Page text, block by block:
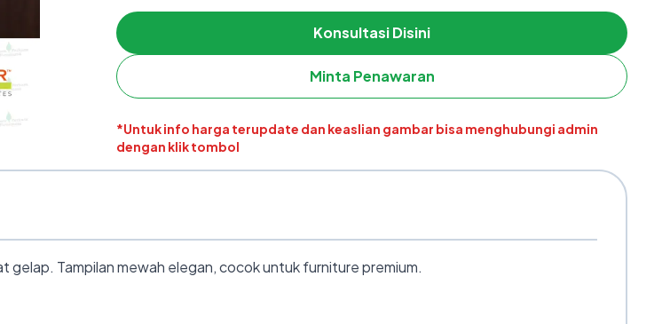
Konsultasi Disini
Minta Penawaran
*Untuk info harga terupdate dan keaslian gambar bisa menghubungi admin
dengan klik tombol
gelap. Tampilan mewah elegan, cocok untuk furniture premium.